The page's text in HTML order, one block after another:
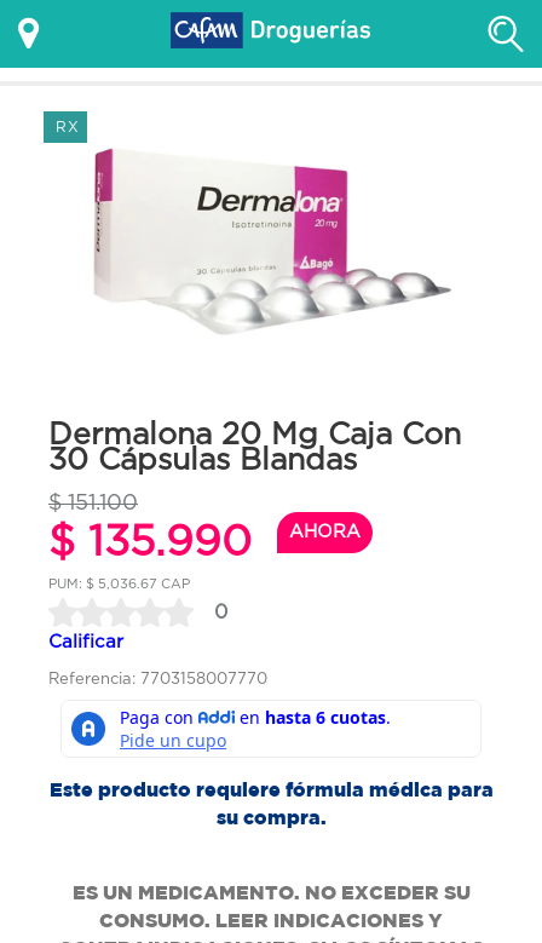
RX
Dermalona 20 Mg Caja Con
30 Cápsulas Blandas
$ 151.100
$ 135.990 AHORA
PUM: $ 5,036.67 CAP
0
Calificar
Referencia: 7703158007770
Este producto requiere fórmula médica para
su compra.
ES UN MEDICAMENTO. NO EXCEDER SU
CONSUMO. LEER INDICACIONES Y